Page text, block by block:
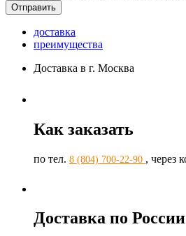
доставка
преимущества
Доставка в г. Москва
Как заказать
по тел. 8 (804) 700-22-90 , через
Доставка по России